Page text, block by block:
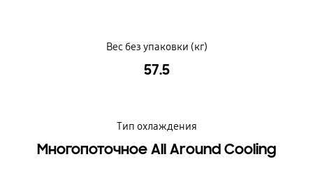
Вес без упаковки (кг)
57.5
Тип охлаждения
Многопоточное All Around Cooling